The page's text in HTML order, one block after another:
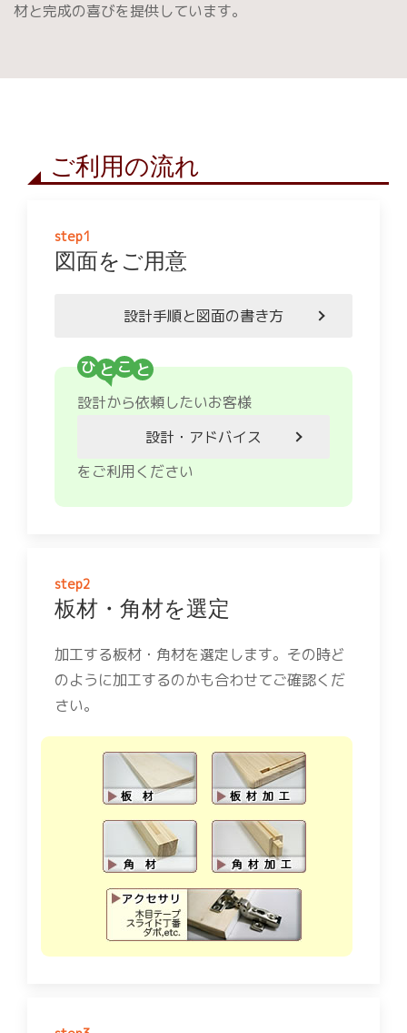
材と完成の喜びを提供しています。
ご利用の流れ
step1
図面をご用意
設計手順と図面の書き方
ひ
こ
設計から依頼したいお客様
設計・アドバイス
をご利用ください
step2
板材・角材を選定
加工する板材・角材を選定します。その時ど
のように加工するのかも合わせてご確認くだ
さい。